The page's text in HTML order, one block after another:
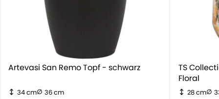
Artevasi San Remo Topf - schwarz
34 cm 36 cm
TS
Floral
28 cm